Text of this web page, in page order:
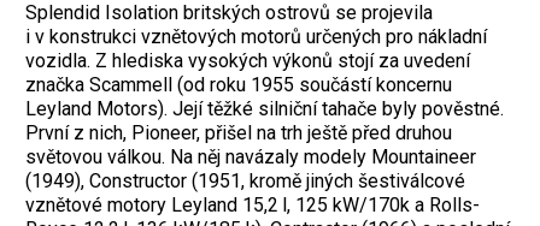
Splendid Isolation britských ostrovů se projevila
i v konstrukci vznětových motorů určených pro nákladní
vozidla. Z hlediska vysokých výkonů stojí za uvedení
značka Scammell (od roku 1955 součástí koncernu
Leyland Motors). Její těžké silniční tahače byly pověstné.
První z nich, Pioneer, přišel na trh ještě před druhou
světovou válkou. Na něj navázaly modely Mountaineer
(1949), Constructor (1951, kromě jiných šestiválcové
vznětové motory Leyland 15,2 l, 125 kW/170k a Rolls-